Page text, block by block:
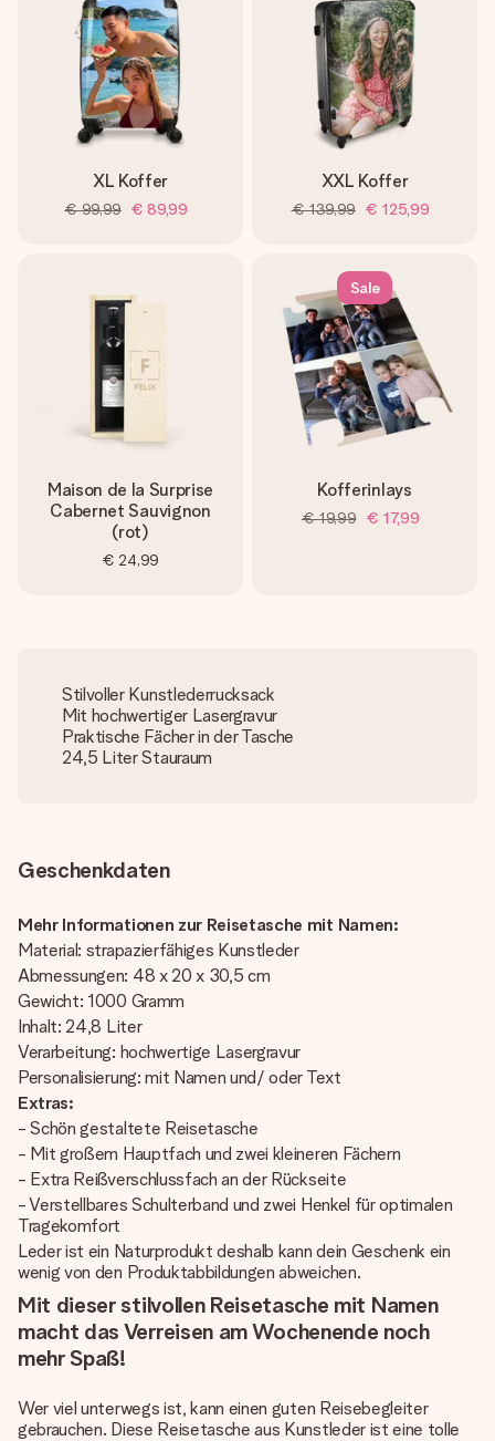
XL Koffer
€ 99,99 € 89,99
XXL Koffer
€ 139,99 € 125,99
Maison de la Surprise
Cabernet Sauvignon
(rot)
€ 24,99
Sale
Kofferinlays
€ 19,99 € 17,99
Stilvoller Kunstlederrucksack
Mit hochwertiger Lasergravur
Praktische Fächer in der Tasche
24,5 Liter Stauraum
Geschenkdaten
Mehr Informationen zur Reisetasche mit Namen:
Material: strapazierfähiges Kunstleder
Abmessungen: 48 x 20 x 30,5 cm
Gewicht: 1000 Gramm
Inhalt: 24,8 Liter
Verarbeitung: hochwertige Lasergravur
Personalisierung: mit Namen und/ oder Text
Extras:
- Schön gestaltete Reisetasche
- Mit großem Hauptfach und zwei kleineren Fächern
- Extra Reißverschlussfach an der Rückseite
- Verstellbares Schulterband und zwei Henkel für optimalen
Tragekomfort
Leder ist ein Naturprodukt deshalb kann dein Geschenk ein
wenig von den Produktabbildungen abweichen.
Mit dieser stilvollen Reisetasche mit Namen
macht das Verreisen am Wochenende noch
mehr Spaß!
Wer viel unterwegs ist, kann einen guten Reisebegleiter
gebrauchen. Diese Reisetasche aus Kunstleder ist eine tolle